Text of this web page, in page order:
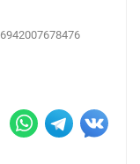
6942007678476